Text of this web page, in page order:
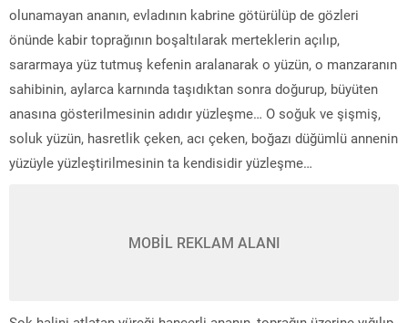
olunamayan ananın, evladının kabrine götürülüp de gözleri
önünde kabir toprağının boşaltılarak merteklerin açılıp,
sararmaya yüz tutmuş kefenin aralanarak o yüzün, o manzaranın
sahibinin, aylarca karnında taşıdıktan sonra doğurup, büyüten
anasına gösterilmesinin adıdır yüzleşme… O soğuk ve şişmiş,
soluk yüzün, hasretlik çeken, acı çeken, boğazı düğümlü annenin
yüzüyle yüzleştirilmesinin ta kendisidir yüzleşme…
MOBİL REKLAM ALANI